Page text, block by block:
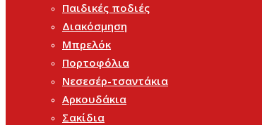
Παιδικές ποδιές
Διακόσμηση
Μπρελόκ
Πορτοφόλια
Νεσεσέρ-τσαντάκια
Αρκουδάκια
Σακίδια